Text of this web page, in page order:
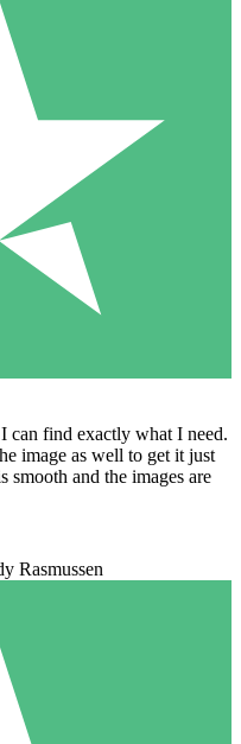
can find exactly what I need.
image as well to get it just
and the images are
Rasmussen